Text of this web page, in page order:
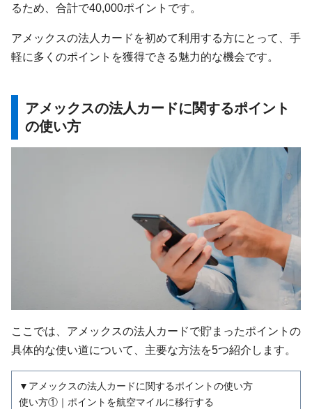
るため、合計で40,000ポイントです。
アメックスの法人カードを初めて利用する方にとって、手
軽に多くのポイントを獲得できる魅力的な機会です。
アメックスの法人カードに関するポイント
の使い方
ここでは、アメックスの法人カードで貯まったポイントの
具体的な使い道について、主要な方法を5つ紹介します。
▼アメックスの法人カードに関するポイントの使い方
使い方①｜ポイントを航空マイルに移行する